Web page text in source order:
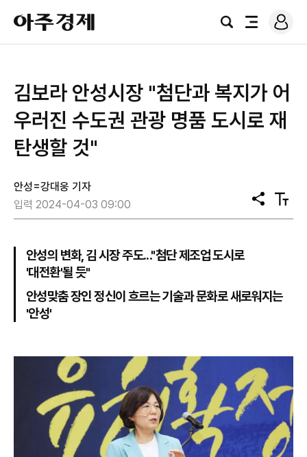
아
주
경
검
전
로
그
김보라 안성시장 "첨단과 복지가 어
우러진 수도권 관광 명품 도시로 재
탄생할 것"
안성=강대웅 기자
입력 2024-04-03 09:00
공
유
텍
스
안성의 변화, 김 시장 주도..."첨단 제조업 도시로
'대전환'될 듯"
안성맞춤 장인 정신이 흐르는 기술과 문화로 새로워지는
'안성'